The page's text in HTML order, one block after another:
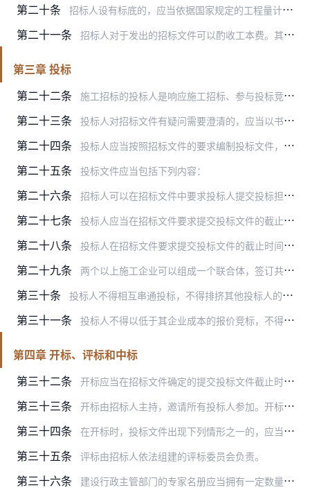
第二十条 招标人设有标底的，应当依据国家规定的工程量计算规则及招标文件规定的计价方法和要求编制标底，并在开标前保密。一个招标工程只能编制一个标底。
第二十一条 招标人对于发出的招标文件可以酌收工本费。其中的设计文件，招标人可以酌收押金。对于开标后将设计文件退还的，招标人应当退还押金。
第三章 投标
第二十二条
施工招标的投标人是响应施工招标、参与投标竞争的施工企业。
第二十三条 投标人对招标文件有疑问需要澄清的，应当以书面形式向招标人提出。
第二十四条 投标人应当按照招标文件的要求编制投标文件，对招标文件提出的实质性要求和条件作出响应。
第二十五条 投标文件应当包括下列内容：
第二十六条 招标人可以在招标文件中要求投标人提交投标担保。投标担保可以采用投标保函或者投标保证金的方式。投标保证金可以使用支票、银行汇票等，一般不得超过投标总价的2％，最高…
第二十七条 投标人应当在招标文件要求提交投标文件的截止时间前，将投标文件密封送达投标地点。招标人收到投标文件后，应当向投标人出具标明签收人和签收时间的凭证，并妥善保存投标文…
第二十八条 投标人在招标文件要求提交投标文件的截止时间前，可以补充、修改或者撤回已提交的投标文件。补充、修改的内容为投标文件的组成部分，并应当按照本办法第二十七条第一款的规…
第二十九条 两个以上施工企业可以组成一个联合体，签订共同投标协议，以一个投标人的身份共同投标。联合体各方均应当具备承担招标工程的相应资质条件。相同专业的施工企业组成的联合体…
第三十条 投标人不得相互串通投标，不得排挤其他投标人的公平竞争，损害招标人或者其他投标人的合法权益。
第三十一条 投标人不得以低于其企业成本的报价竞标，不得以他人名义投标或者以其他方式弄虚作假，骗取中标。
第四章 开标、评标和中标
第三十二条
开标应当在招标文件确定的提交投标文件截止时间的同一时间公开进行；开标地点应当为招标文件中预先确定的地点。
第三十三条 开标由招标人主持，邀请所有投标人参加。开标应当按照下列规定进行：
第三十四条 在开标时，投标文件出现下列情形之一的，应当作为无效投标文件，不得进入评标：
第三十五条 评标由招标人依法组建的评标委员会负责。
第三十六条 建设行政主管部门的专家名册应当拥有一定数量规模并符合法定资格条件的专家。省、自治区、直辖市人民政府建设行政主管部门可以将专家数量少的地区的专家名册予以合并或者实…